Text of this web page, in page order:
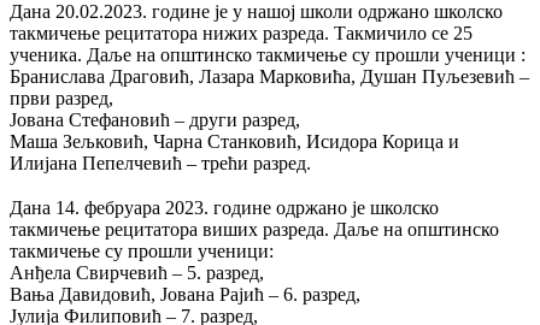
Дана 20.02.2023. године је у нашој школи одржано школско
такмичење рецитатора нижих разреда. Такмичило се 25
ученика. Даље на општинско такмичење су прошли ученици :
Бранислава Драговић, Лазара Марковића, Душан Пуљезевић –
први разред,
Јована Стефановић – други разред,
Маша Зељковић, Чарна Станковић, Исидора Корица и
Илијана Пепелчевић – трећи разред.
Дана 14. фебруара 2023. године одржано је школско
такмичење рецитатора виших разреда. Даље на општинско
такмичење су прошли ученици:
Анђела Свирчевић – 5. разред,
Вања Давидовић, Јована Рајић – 6. разред,
Јулија Филиповић – 7. разред,